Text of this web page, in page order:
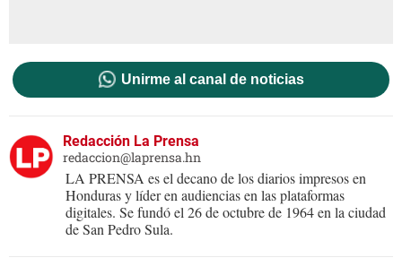
Unirme al canal de noticias
Redacción La Prensa
redaccion@laprensa.hn
LA PRENSA es el decano de los diarios impresos en
Honduras y líder en audiencias en las plataformas
digitales. Se fundó el 26 de octubre de 1964 en la ciudad
de San Pedro Sula.